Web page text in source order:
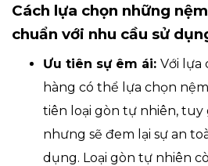
Cách lựa chọn những
chuẩn với nhu cầu sử
Ưu tiên sự êm ái: Với lựa
hàng có thể lựa chọn
tiên loại gòn tự nhiên, tuy
nhưng sẽ đem lại sự an
dụng. Loại gòn tự nhiên